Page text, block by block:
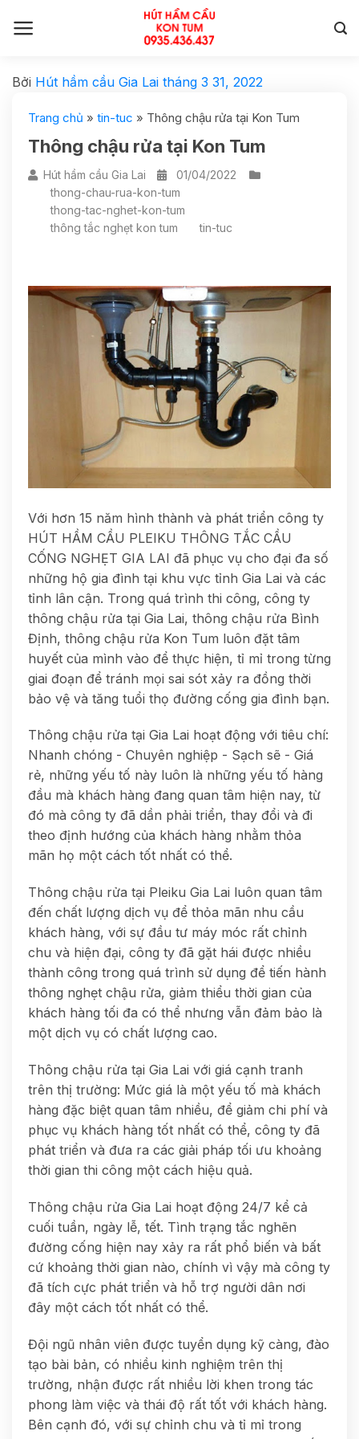
Bởi Hút hầm cầu Gia Lai tháng 3 31, 2022
Trang chủ » tin-tuc » Thông chậu rửa tại Kon Tum
Thông chậu rửa tại Kon Tum
Hút hầm cầu Gia Lai
01/04/2022
thong-chau-rua-kon-tum
thong-tac-nghet-kon-tum
thông tắc nghẹt kon tum
tin-tuc
Với hơn 15 năm hình thành và phát triển công ty
HÚT HẦM CẦU PLEIKU THÔNG TẮC CẦU
CỐNG NGHẸT GIA LAI đã phục vụ cho đại đa số
những hộ gia đình tại khu vực tỉnh Gia Lai và các
tỉnh lân cận. Trong quá trình thi công, công ty
thông chậu rửa tại Gia Lai, thông chậu rửa Bình
Định, thông chậu rửa Kon Tum luôn đặt tâm
huyết của mình vào để thực hiện, tỉ mỉ trong từng
giai đoạn để tránh mọi sai sót xảy ra đồng thời
bảo vệ và tăng tuổi thọ đường cống gia đình bạn.
Thông chậu rửa tại Gia Lai hoạt động với tiêu chí:
Nhanh chóng - Chuyên nghiệp - Sạch sẽ - Giá
rẻ, những yếu tố này luôn là những yếu tố hàng
đầu mà khách hàng đang quan tâm hiện nay, từ
đó mà công ty đã dần phải triển, thay đổi và đi
theo định hướng của khách hàng nhằm thỏa
mãn họ một cách tốt nhất có thể.
Thông chậu rửa tại Pleiku Gia Lai luôn quan tâm
đến chất lượng dịch vụ để thỏa mãn nhu cầu
khách hàng, với sự đầu tư máy móc rất chỉnh
chu và hiện đại, công ty đã gặt hái được nhiều
thành công trong quá trình sử dụng để tiến hành
thông nghẹt chậu rửa, giảm thiểu thời gian của
khách hàng tối đa có thể nhưng vẫn đảm bảo là
một dịch vụ có chất lượng cao.
Thông chậu rửa tại Gia Lai với giá cạnh tranh
trên thị trường: Mức giá là một yếu tố mà khách
hàng đặc biệt quan tâm nhiều, để giảm chi phí và
phục vụ khách hàng tốt nhất có thể, công ty đã
phát triển và đưa ra các giải pháp tối ưu khoảng
thời gian thi công một cách hiệu quả.
Thông chậu rửa Gia Lai hoạt động 24/7 kể cả
cuối tuần, ngày lễ, tết. Tình trạng tắc nghẽn
đường cống hiện nay xảy ra rất phổ biến và bất
cứ khoảng thời gian nào, chính vì vậy mà công ty
đã tích cực phát triển và hỗ trợ người dân nơi
đây một cách tốt nhất có thể.
Đội ngũ nhân viên được tuyển dụng kỹ càng, đào
tạo bài bản, có nhiều kinh nghiệm trên thị
trường, nhận được rất nhiều lời khen trong tác
phong làm việc và thái độ rất tốt với khách hàng.
Bên cạnh đó, với sự chỉnh chu và tỉ mỉ trong